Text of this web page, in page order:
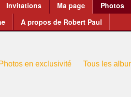
Invitations Ma page Photos
A propos de Robert Paul
Photos en exclusivité Tous les